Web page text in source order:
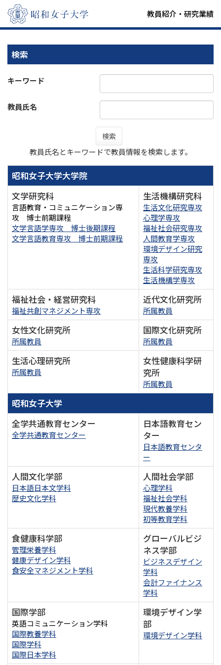
教員紹介・研究業績
検索
キーワード
教員氏名
検索
教員氏名とキーワードで教員情報を検索します。
昭和女子大学大学院
文学研究科
言語教育・コミュニケーション専
攻 博士前期課程
文学言語学専攻 博士後期課程
文学言語教育専攻 博士前期課程
生活機構研究科
生活文化研究専攻
心理学専攻
福祉社会研究専攻
人間教育学専攻
環境デザイン研究
専攻
生活科学研究専攻
生活機構学専攻
福祉社会・経営研究科
福祉共創マネジメント専攻
近代文化研究所
所属教員
女性文化研究所
所属教員
国際文化研究所
所属教員
生活心理研究所
所属教員
女性健康科学研
究所
所属教員
昭和女子大学
全学共通教育センター
全学共通教育センター
日本語教育セン
ター
日本語教育センタ
ー
人間文化学部
日本語日本文学科
歴史文化学科
人間社会学部
心理学科
福祉社会学科
現代教養学科
初等教育学科
食健康科学部
管理栄養学科
健康デザイン学科
食安全マネジメント学科
グローバルビジ
ネス学部
ビジネスデザイン
学科
会計ファイナンス
学科
国際学部
英語コミュニケーション学科
国際教養学科
国際学科
国際日本学科
環境デザイン学
部
環境デザイン学科